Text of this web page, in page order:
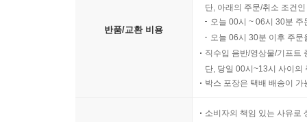
반품/교환 비용
단, 아래의 주문/취소 조건
오늘 00시 ~ 06시 30분
오늘 06시 30분 이후 주
직수입 음반/영상물/기프트
단, 당일 00시~13시 사이의
박스 포장은 택배 배송이
소비자의 책임 있는 사유로